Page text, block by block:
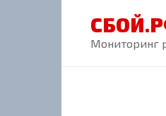
Мониторинг